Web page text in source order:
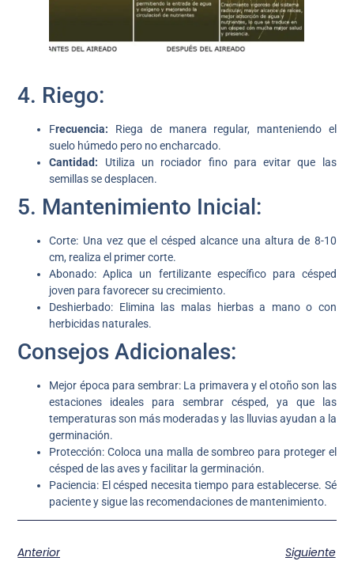
4. Riego:
Frecuencia: Riega de manera regular, manteniendo el
suelo húmedo pero no encharcado.
Cantidad: Utiliza un rociador fino para evitar que las
semillas se desplacen.
5. Mantenimiento Inicial:
Corte: Una vez que el césped alcance una altura de 8-10
cm, realiza el primer corte.
Abonado: Aplica un fertilizante específico para césped
joven para favorecer su crecimiento.
Deshierbado: Elimina las malas hierbas a mano o con
herbicidas naturales.
Consejos Adicionales:
Mejor época para sembrar: La primavera y el otoño son las
estaciones ideales para sembrar césped, ya que las
temperaturas son más moderadas y las lluvias ayudan a la
germinación.
Protección: Coloca una malla de sombreo para proteger el
césped de las aves y facilitar la germinación.
Paciencia: El césped necesita tiempo para establecerse. Sé
paciente y sigue las recomendaciones de mantenimiento.
Anterior Siguiente